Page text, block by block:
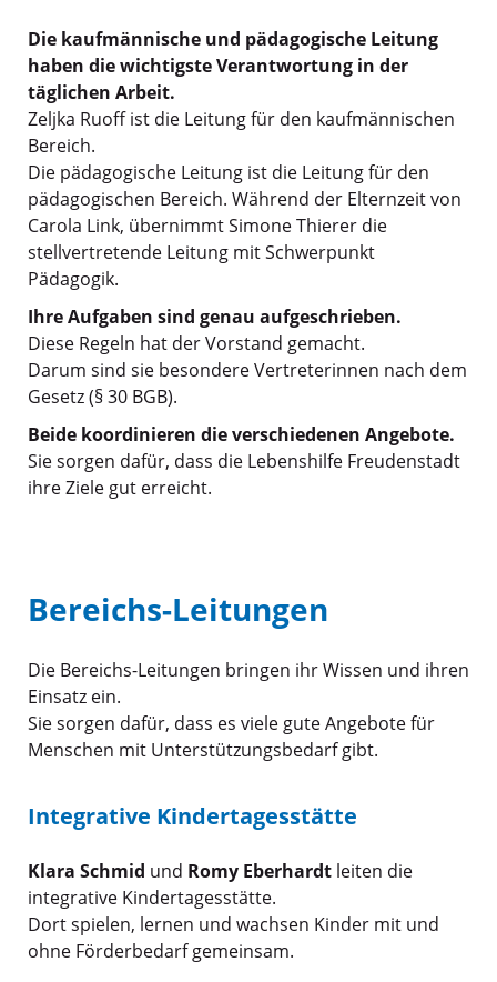
Die kaufmännische und pädagogische Leitung
haben die wichtigste Verantwortung in der
täglichen Arbeit.
Zeljka Ruoff ist die Leitung für den kaufmännischen
Bereich.
Die pädagogische Leitung ist die Leitung für den
pädagogischen Bereich. Während der Elternzeit von
Carola Link, übernimmt Simone Thierer die
stellvertretende Leitung mit Schwerpunkt
Pädagogik.
Ihre Aufgaben sind genau aufgeschrieben.
Diese Regeln hat der Vorstand gemacht.
Darum sind sie besondere Vertreterinnen nach dem
Gesetz (§ 30 BGB).
Beide koordinieren die verschiedenen Angebote.
Sie sorgen dafür, dass die Lebenshilfe Freudenstadt
ihre Ziele gut erreicht.
Bereichs-Leitungen
Die Bereichs-Leitungen bringen ihr Wissen und ihren
Einsatz ein.
Sie sorgen dafür, dass es viele gute Angebote für
Menschen mit Unterstützungsbedarf gibt.
Integrative Kindertagesstätte
Klara Schmid und Romy Eberhardt leiten die
integrative Kindertagesstätte.
Dort spielen, lernen und wachsen Kinder mit und
ohne Förderbedarf gemeinsam.